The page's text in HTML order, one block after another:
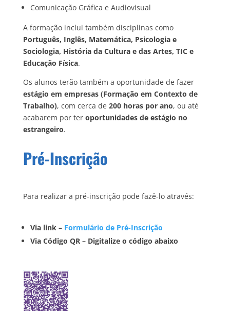
Comunicação Gráfica e Audiovisual
A formação inclui também disciplinas como
Português, Inglês, Matemática, Psicologia e
Sociologia, História da Cultura e das Artes, TIC e
Educação Física.
Os alunos terão também a oportunidade de fazer
estágio em empresas (Formação em Contexto de
Trabalho), com cerca de 200 horas por ano, ou até
acabarem por ter oportunidades de estágio no
estrangeiro.
Pré-Inscrição
Para realizar a pré-inscrição pode fazê-lo através:
Via link – Formulário de Pré-Inscrição
Via Código QR – Digitalize o código abaixo